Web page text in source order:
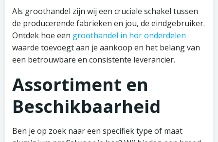
Als groothandel zijn wij een cruciale schakel tussen
de producerende fabrieken en jou, de eindgebruiker.
Ontdek hoe een groothandel in hor onderdelen
waarde toevoegt aan je aankoop en het belang van
een betrouwbare en consistente leverancier.
Assortiment en
Beschikbaarheid
Ben je op zoek naar een specifiek type of maat